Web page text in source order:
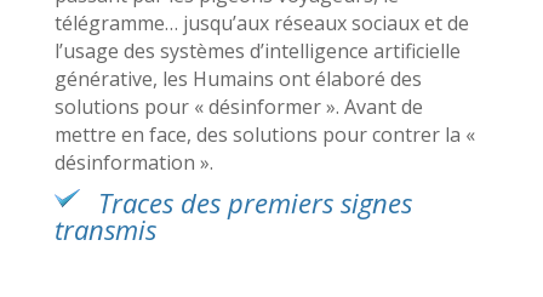
télégramme… jusqu’aux réseaux sociaux et de
l’usage des systèmes d’intelligence artificielle
générative, les Humains ont élaboré des
solutions pour « désinformer ». Avant de
mettre en face, des solutions pour contrer la «
désinformation ».
Traces des premiers signes
transmis